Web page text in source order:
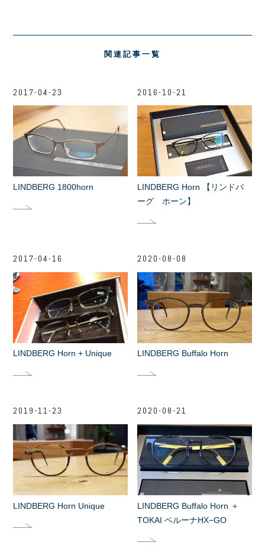
関連記事一覧
2017-04-23
LINDBERG 1800horn
2016-10-21
LINDBERG Horn 【リンドバ
ーグ ホーン】
2017-04-16
LINDBERG Horn + Unique
2020-08-08
LINDBERG Buffalo Horn
2019-11-23
LINDBERG Horn Unique
2020-08-21
LINDBERG Buffalo Horn ＋
TOKAI ベルーナHX−GO